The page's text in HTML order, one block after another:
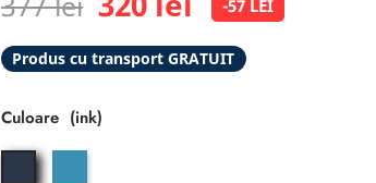
-57 LEI
Produs cu transport GRATUIT
Culoare
ink